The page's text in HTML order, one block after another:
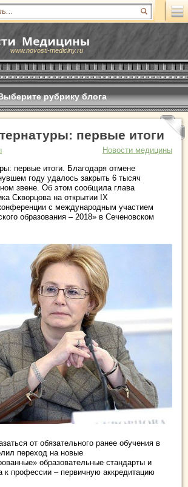
www.novosti-mediciny.ru
рубрику блога
первые итоги
Новости медицины
первые итоги. Благодаря отмене
году удалось закрыть 6 тысяч
звене. Об этом сообщила глава
Скворцова на открытии IX
с международным участием
образования – 2018» в Сеченовском
от обязательного ранее обучения в
переход на новые
образовательные стандарты и
к профессии – первичную аккредитацию